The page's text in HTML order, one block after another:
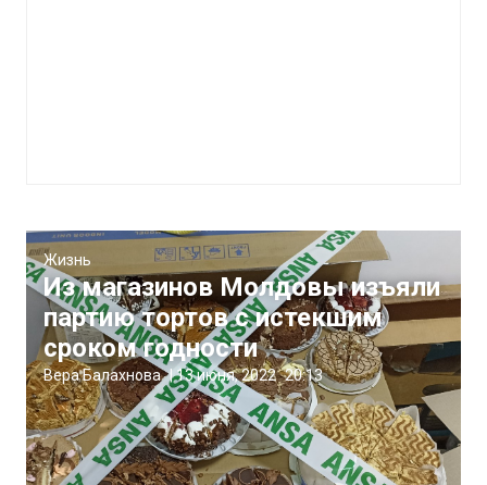
Жизнь
Из магазинов Молдовы изъяли
партию тортов с истекшим
сроком годности
Вера Балахнова |13 июня, 2022 20:13